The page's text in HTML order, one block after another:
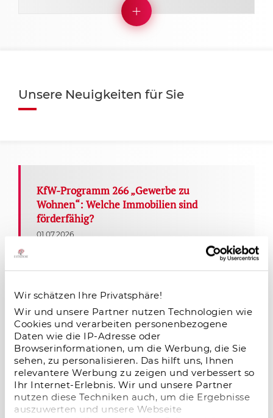
Wir schätzen Ihre Privatsphäre!
Wir und unsere Partner nutzen Technologien wie
Cookies und verarbeiten personenbezogene
Daten wie die IP-Adresse oder
Browserinformationen, um die Werbung, die Sie
sehen, zu personalisieren. Das hilft uns, Ihnen
relevantere Werbung zu zeigen und verbessert so
Ihr Internet-Erlebnis. Wir und unsere Partner
nutzen diese Techniken auch, um die Ergebnisse
auszuwerten und unsere Webseite
Unsere Neuigkeiten für Sie
KfW-Programm 266 „Gewerbe zu
Wohnen“: Welche Immobilien sind
förderfähig?
01.07.2026
Wohnraum mit bis zu 30.000 Euro Zuschuss je
Wohneinheit. Erfahren Sie, welche Immobilien
förderfähig sind und welche Voraussetzungen
gelten.
Schloss Lenoir in Hessisch Lichtenau –
Denkmalimmobilie als steueroptimierte
Kapitalanlage in Hessen